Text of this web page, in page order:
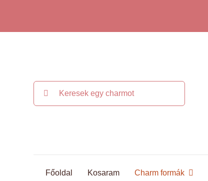
Keresés...
Főoldal Kosaram Charm formák